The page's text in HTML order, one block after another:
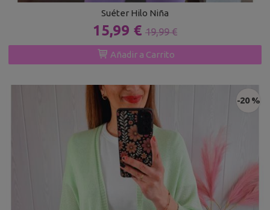
Suéter Hilo Niña
15,99 € 19,99 €
Añadir a Carrito
-20 %